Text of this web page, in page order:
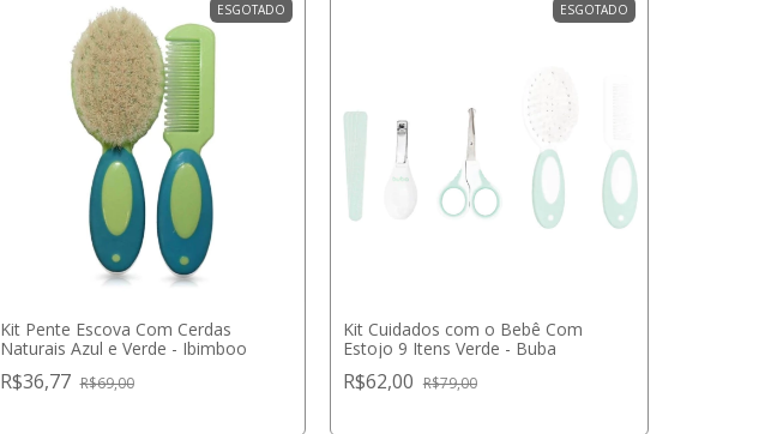
ESGOTADO
Kit Pente Escova Com Cerdas
Naturais Azul e Verde - Ibimboo
R$36,77 R$69,00
ESGOTADO
Kit Cuidados com o Bebê Com
Estojo 9 Itens Verde - Buba
R$62,00 R$79,00